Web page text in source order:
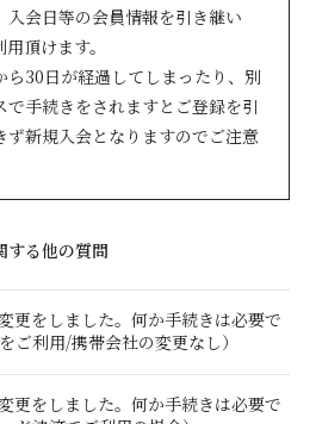
入会日等の会員情報を引き継い
頂けます。
30日が経過してしまったり、別
で手続きをされますとご登録を引
ず新規入会となりますのでご注意
する他の質問
更をしました。何か手続きは必要で
ご利用/携帯会社の変更なし）
更をしました。何か手続きは必要で